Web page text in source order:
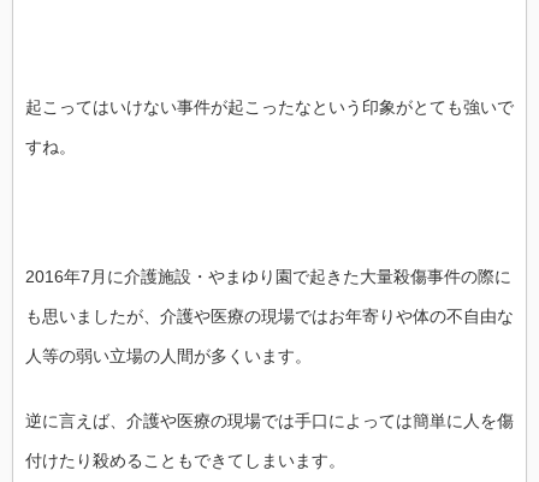
起こってはいけない事件が起こったなという印象がとても強いで
すね。
2016年7月に介護施設・やまゆり園で起きた大量殺傷事件の際に
も思いましたが、介護や医療の現場ではお年寄りや体の不自由な
人等の弱い立場の人間が多くいます。
逆に言えば、介護や医療の現場では手口によっては簡単に人を傷
付けたり殺めることもできてしまいます。